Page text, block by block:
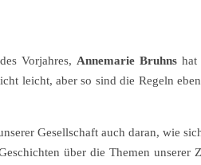
Vorjahres, Annemarie Bruhns hat
leicht, aber so sind die Regeln
Gesellschaft auch daran, wie
über die Themen